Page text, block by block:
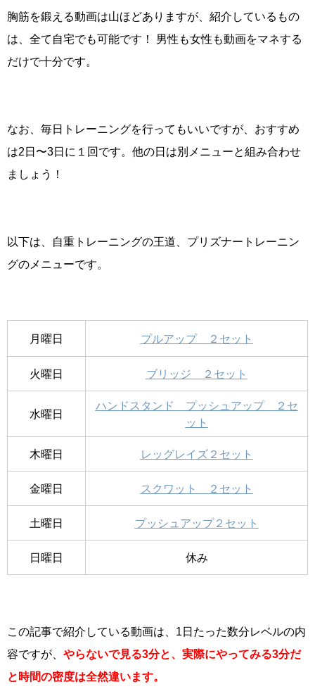
胸筋を鍛える動画は山ほどありますが、紹介しているもの
は、全て自宅でも可能です！ 男性も女性も動画をマネする
だけで十分です。
なお、毎日トレーニングを行ってもいいですが、おすすめ
は2日〜3日に１回です。他の日は別メニューと組み合わせ
ましょう！
以下は、自重トレーニングの王道、プリズナートレーニン
グのメニューです。
月曜日 プルアップ ２セット
火曜日 ブリッジ ２セット
水曜日
ハンドスタンド プッシュアップ ２セ
ット
木曜日 レッグレイズ２セット
金曜日 スクワット ２セット
土曜日 プッシュアップ２セット
日曜日 休み
この記事で紹介している動画は、1日たった数分レベルの内
容ですが、 やらないで見る3分と、実際にやってみる3分だ
と時間の密度は全然違います。